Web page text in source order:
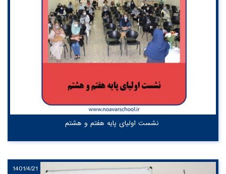
نشست اولیای پایه هفتم و هشتم
1401/4/21